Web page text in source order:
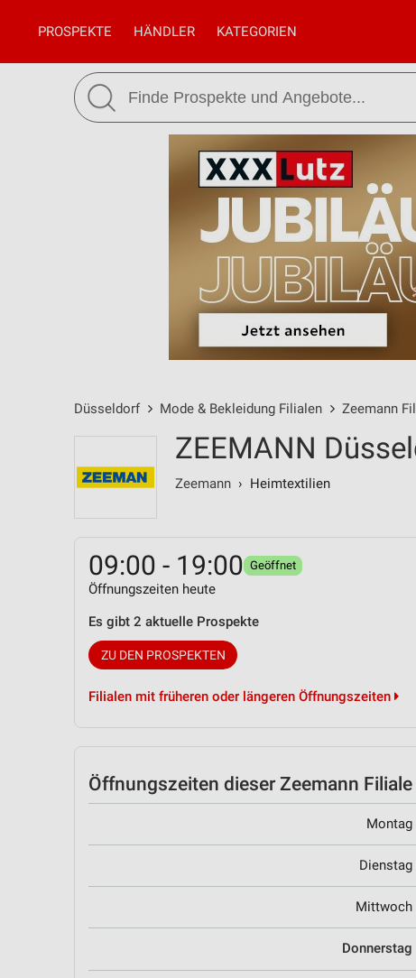
PROSPEKTE HÄNDLER KATEGORIEN
Düsseldorf Mode & Bekleidung Filialen Zeemann
ZEEMANN
Zeemann › Heimtextilien
09:00 - 19:00 Geöffnet
Öffnungszeiten heute
Es gibt 2 aktuelle Prospekte
ZU DEN PROSPEKTEN
Filialen mit früheren oder längeren Öffnungszeiten
Öffnungszeiten dieser Zeemann Filiale
Montag
Dienstag
Mittwoch
Donnerstag